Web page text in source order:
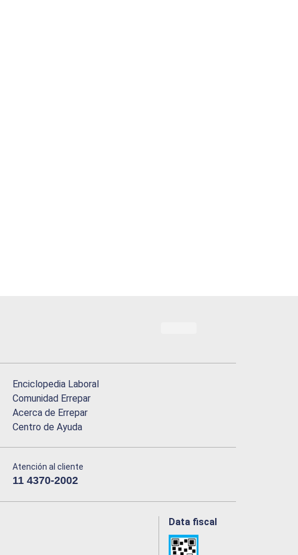
Enciclopedia Laboral
Comunidad Errepar
Acerca de Errepar
Centro de Ayuda
Atención al cliente
11 4370-2002
Data fiscal